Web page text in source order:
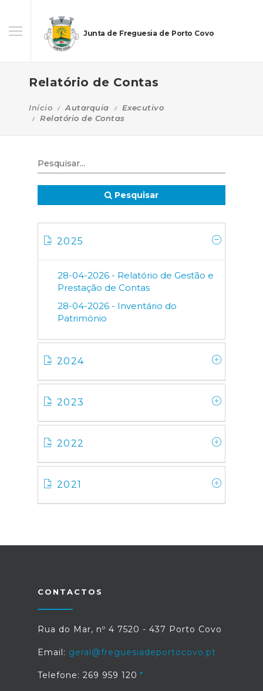
Junta de Freguesia de Porto Covo
Relatório de Contas
Início Autarquia
Executivo
Relatório de Contas
Pesquisar
2025
28-04-2026 - Relatório de Gestão e
Prestação de Contas
28-04-2026 - Inventário do
Património
2024
2023
2022
2021
CONTACTOS
Rua do Mar, nº 4 7520 - 437 Porto Covo
Email: geral@freguesiadeportocovo.pt
Telefone: 269 959 120